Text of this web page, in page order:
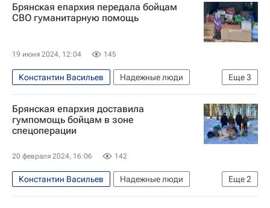
Роберт Кабуков
Владимир Илиев
Брянская епархия передала бойцам
СВО гуманитарную помощь
19 июня 2024, 12:04 145
Еще3
Константин Васильев
Надежные люди
Брянск
СВО Гуманитарная помощь
Брянская епархия доставила
гумпомощь бойцам в зоне
спецоперации
20 февраля 2024, 16:06 142
Еще2
Константин Васильев
Надежные люди
Брянск
Общество